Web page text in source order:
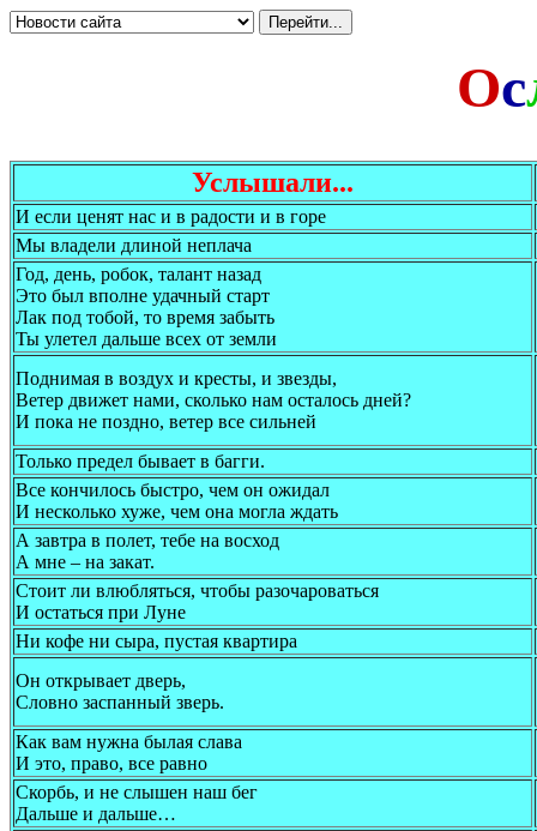
Ос
Услышали...
И если ценят нас и в радости и в горе
Мы владели длиной неплача
Год, день, робок, талант назад
Это был вполне удачный старт
Лак под тобой, то время забыть
Ты улетел дальше всех от земли
Поднимая в воздух и кресты, и звезды,
Ветер движет нами, сколько нам осталось дней?
И пока не поздно, ветер все сильней
Только предел бывает в багги.
Все кончилось быстро, чем он ожидал
И несколько хуже, чем она могла ждать
А завтра в полет, тебе на восход
А мне – на закат.
Стоит ли влюбляться, чтобы разочароваться
И остаться при Луне
Ни кофе ни сыра, пустая квартира
Он открывает дверь,
Словно заспанный зверь.
Как вам нужна былая слава
И это, право, все равно
Скорбь, и не слышен наш бег
Дальше и дальше…